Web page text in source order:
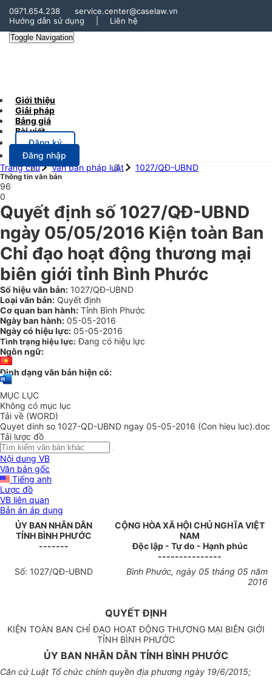
0971.654.238
service.center@caselaw.vn
Hướng dẫn sử dụng
Liên hệ
Toggle Navigation
Giới thiệu
Giải pháp
Bảng giá
Bài viết
Đăng ký
Đăng nhập
Trang chủ
Văn bản pháp luật 1027/QĐ-UBND
Thông tin văn bản
96
0
Quyết định số 1027/QĐ-UBND
ngày 05/05/2016 Kiện toàn Ban
Chỉ đạo hoạt động thương mại
biên giới tỉnh Bình Phước
Số hiệu văn bản: 1027/QĐ-UBND
Loại văn bản: Quyết định
Cơ quan ban hành: Tỉnh Bình Phước
Ngày ban hành: 05-05-2016
Ngày có hiệu lực: 05-05-2016
Tình trạng hiệu lực: Đang có hiệu lực
Ngôn ngữ:
Định dạng văn bản hiện có:
MỤC LỤC
Không có mục lục
Tải về (WORD)
Quyet dinh so 1027-QD-UBND ngay 05-05-2016 (Con hieu luc).doc
Tải lược đồ
Nội dung VB
Văn bản gốc
Tiếng anh
Lược đồ
VB liên quan
Bản án áp dụng
ỦY BAN NHÂN DÂN
TỈNH BÌNH PHƯỚC
-------
CỘNG HÒA XÃ HỘI CHỦ NGHĨA VIỆT
NAM
Độc lập - Tự do - Hạnh phúc
---------------
Số: 1027/QĐ-UBND Bình Phước, ngày 05 tháng 05 năm
2016
QUYẾT ĐỊNH
KIỆN TOÀN BAN CHỈ ĐẠO HOẠT ĐỘNG THƯƠNG MẠI BIÊN GIỚI
TỈNH BÌNH PHƯỚC
ỦY BAN NHÂN DÂN TỈNH BÌNH PHƯỚC
Căn cứ Luật Tổ chức chính quyền địa phương ngày 19/6/2015;